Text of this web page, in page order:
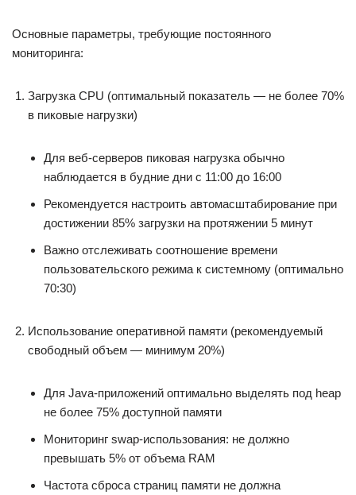
Основные параметры, требующие постоянного
мониторинга:
Загрузка CPU (оптимальный показатель — не более 70%
в пиковые нагрузки)
Для веб-серверов пиковая нагрузка обычно
наблюдается в будние дни с 11:00 до 16:00
Рекомендуется настроить автомасштабирование при
достижении 85% загрузки на протяжении 5 минут
Важно отслеживать соотношение времени
пользовательского режима к системному (оптимально
70:30)
Использование оперативной памяти (рекомендуемый
свободный объем — минимум 20%)
Для Java-приложений оптимально выделять под heap
не более 75% доступной памяти
Мониторинг swap-использования: не должно
превышать 5% от объема RAM
Частота сброса страниц памяти не должна